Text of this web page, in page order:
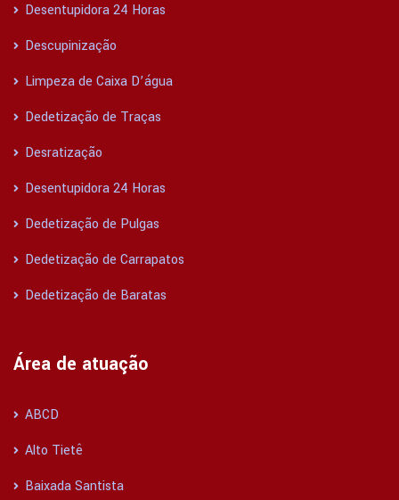
Desentupidora 24 Horas
Descupinização
Limpeza de Caixa D’água
Dedetização de Traças
Desratização
Desentupidora 24 Horas
Dedetização de Pulgas
Dedetização de Carrapatos
Dedetização de Baratas
Área de atuação
ABCD
Alto Tietê
Baixada Santista